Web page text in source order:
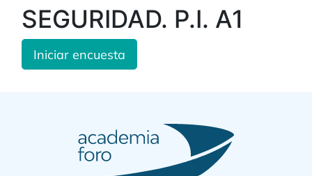
SEGURIDAD. P.I. A1
Iniciar encuesta